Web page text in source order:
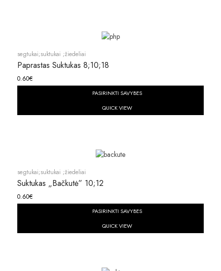
segtukai;suktukai ;žiedeliai
Paprastas Suktukas 8;10;18
0.60€
PASIRINKTI SAVYBES
QUICK VIEW
segtukai;suktukai ;žiedeliai
Suktukas „bačkutė” 10;12
0.60€
PASIRINKTI SAVYBES
QUICK VIEW